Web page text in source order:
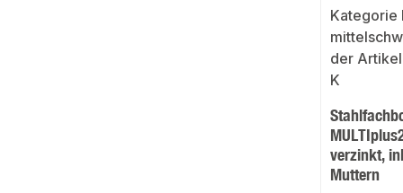
verzinkt,
Muttern